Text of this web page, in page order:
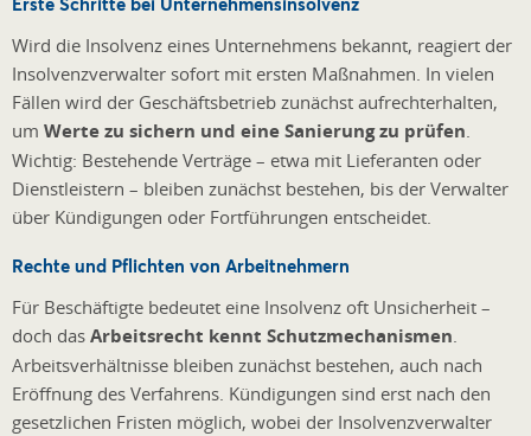
Wird die Insolvenz eines Unternehmens bekannt, reagiert der
Insolvenzverwalter sofort mit ersten Maßnahmen. In vielen
Fällen wird der Geschäftsbetrieb zunächst aufrechterhalten,
um Werte zu sichern und eine Sanierung zu prüfen.
Wichtig: Bestehende Verträge – etwa mit Lieferanten oder
Dienstleistern – bleiben zunächst bestehen, bis der Verwalter
über Kündigungen oder Fortführungen entscheidet.
Rechte und Pflichten von Arbeitnehmern
Für Beschäftigte bedeutet eine Insolvenz oft Unsicherheit –
doch das Arbeitsrecht kennt Schutzmechanismen.
Arbeitsverhältnisse bleiben zunächst bestehen, auch nach
Eröffnung des Verfahrens. Kündigungen sind erst nach den
gesetzlichen Fristen möglich, wobei der Insolvenzverwalter